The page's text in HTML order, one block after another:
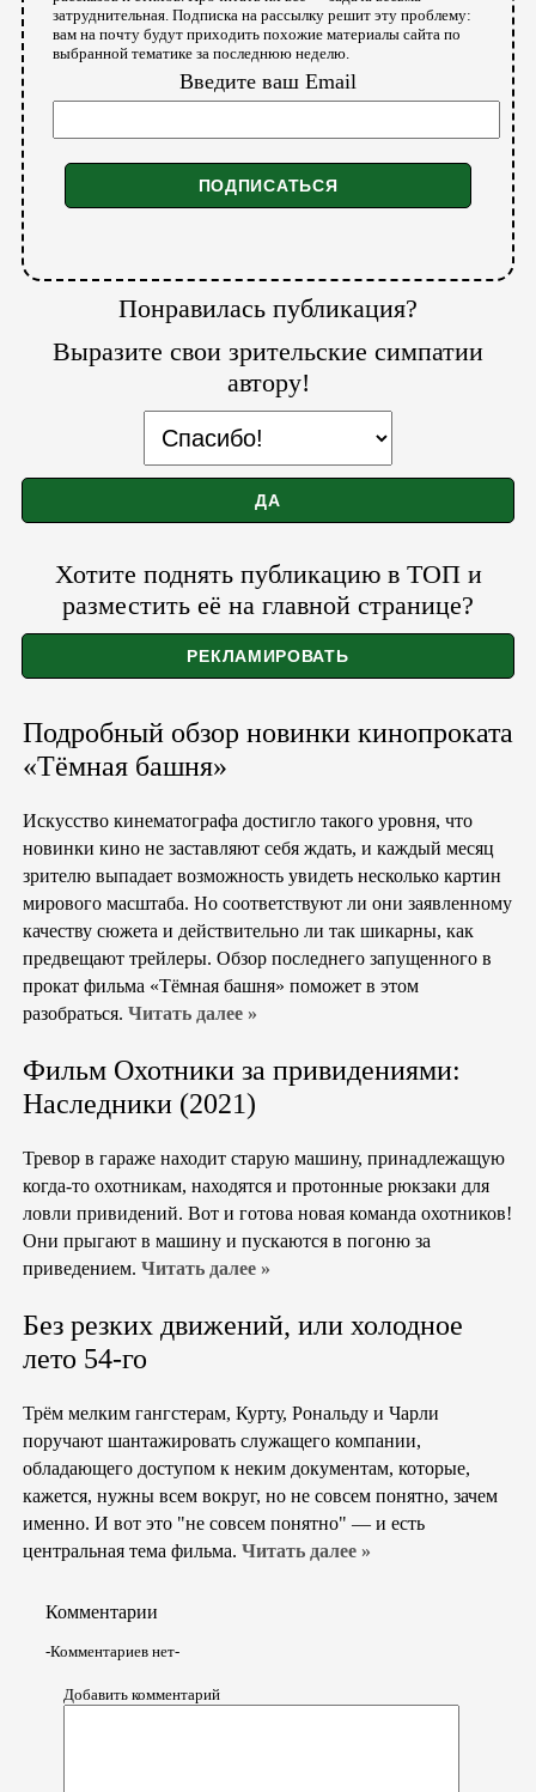
затруднительная. Подписка на рассылку решит эту проблему:
вам на почту будут приходить похожие материалы сайта по
выбранной тематике за последнюю неделю.
Введите ваш Email
Понравилась публикация?
Выразите свои зрительские симпатии
автору!
Хотите поднять публикацию в ТОП и
разместить её на главной странице?
Подробный обзор новинки кинопроката
«Тёмная башня»
Искусство кинематографа достигло такого уровня, что
новинки кино не заставляют себя ждать, и каждый месяц
зрителю выпадает возможность увидеть несколько картин
мирового масштаба. Но соответствуют ли они заявленному
качеству сюжета и действительно ли так шикарны, как
предвещают трейлеры. Обзор последнего запущенного в
прокат фильма «Тёмная башня» поможет в этом
разобраться. Читать далее »
Фильм Охотники за привидениями:
Наследники (2021)
Тревор в гараже находит старую машину, принадлежащую
когда-то охотникам, находятся и протонные рюкзаки для
ловли привидений. Вот и готова новая команда охотников!
Они прыгают в машину и пускаются в погоню за
приведением. Читать далее »
Без резких движений, или холодное
лето 54-го
Трём мелким гангстерам, Курту, Рональду и Чарли
поручают шантажировать служащего компании,
обладающего доступом к неким документам, которые,
кажется, нужны всем вокруг, но не совсем понятно, зачем
именно. И вот это "не совсем понятно" — и есть
центральная тема фильма. Читать далее »
Комментарии
-Комментариев нет-
Добавить комментарий